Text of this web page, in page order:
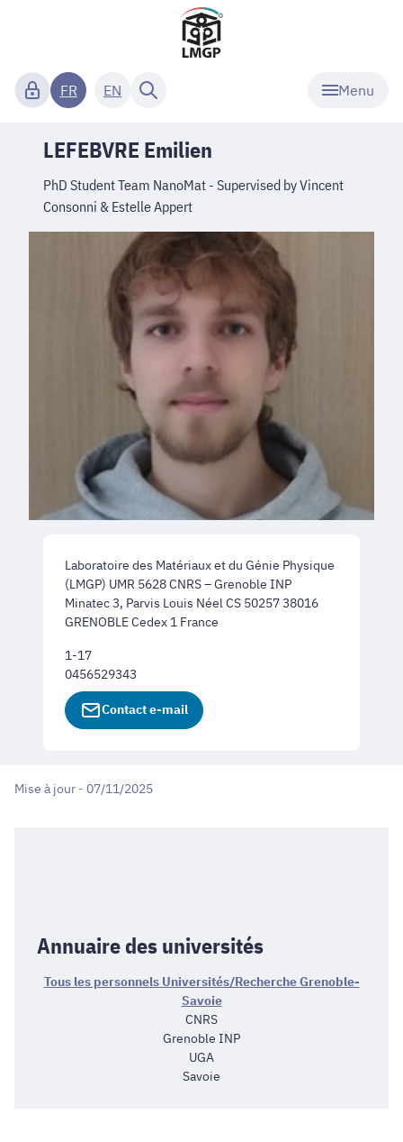
Menu
FR EN
LEFEBVRE Emilien
PhD Student Team NanoMat - Supervised by Vincent
Consonni & Estelle Appert
Laboratoire des Matériaux et du Génie Physique
(LMGP) UMR 5628 CNRS – Grenoble INP
Minatec 3, Parvis Louis Néel CS 50257 38016
GRENOBLE Cedex 1 France
1-17
0456529343
Contact e-mail
Mise à jour - 07/11/2025
Annuaire des universités
Tous les personnels Universités/Recherche Grenoble-
Savoie
CNRS
Grenoble INP
UGA
Savoie